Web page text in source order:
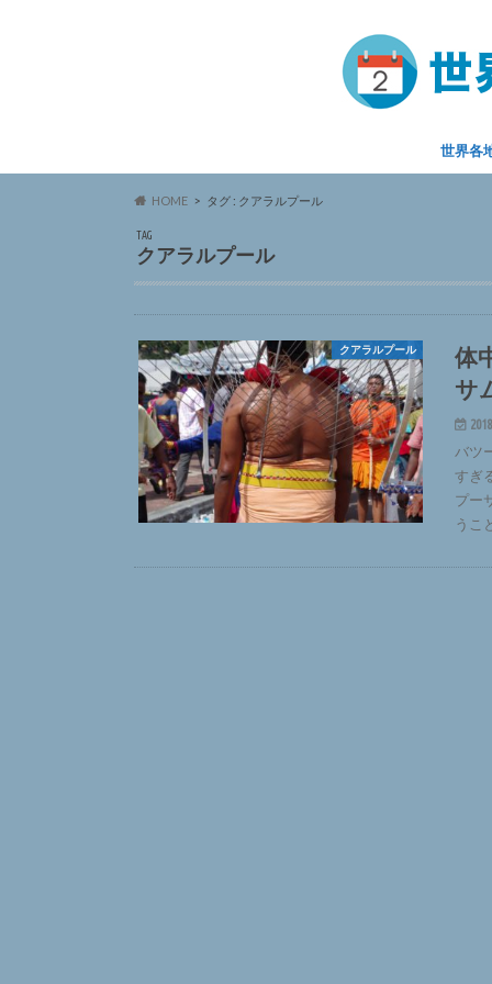
世界各
HOME タグ : クアラルプール
TAG
クアラルプール
クアラルプール
体
サ
バツ
すぎ
プー
うこ